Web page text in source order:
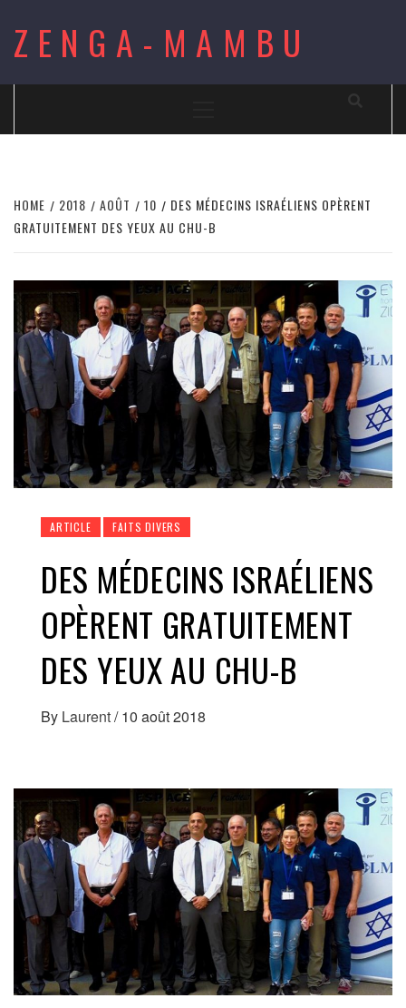
content
ZENGA-MAMBU
HOME 2018 AOÛT 10
DES MÉDECINS ISRAÉLIENS OPÈRENT
GRATUITEMENT DES YEUX AU CHU-B
ARTICLE FAITS DIVERS
DES MÉDECINS ISRAÉLIENS
OPÈRENT GRATUITEMENT
DES YEUX AU CHU-B
By Laurent/ 10 août 2018